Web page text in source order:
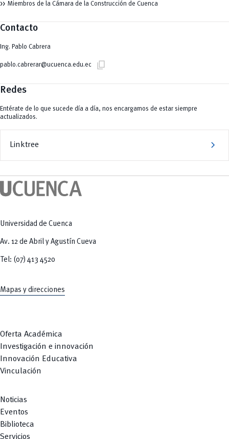
Miembros de la Cámara de la Construcción de Cuenca
Contacto
Ing. Pablo Cabrera
pablo.cabrerar@ucuenca.edu.ec content_copy
Redes
Entérate de lo que sucede día a día, nos encargamos de estar siempre
actualizados.
Linktree chevron_right
Universidad de Cuenca
Av. 12 de Abril y Agustín Cueva
Tel: (07) 413 4520
Mapas y direcciones
Oferta Académica
Investigación e innovación
Innovación Educativa
Vinculación
Noticias
Eventos
Biblioteca
Servicios